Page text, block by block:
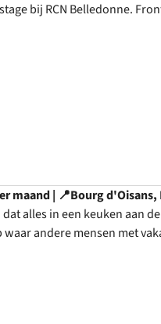
bij RCN Belledonne.
maand | 📍Bourg
alles in een keuken aan
andere mensen met